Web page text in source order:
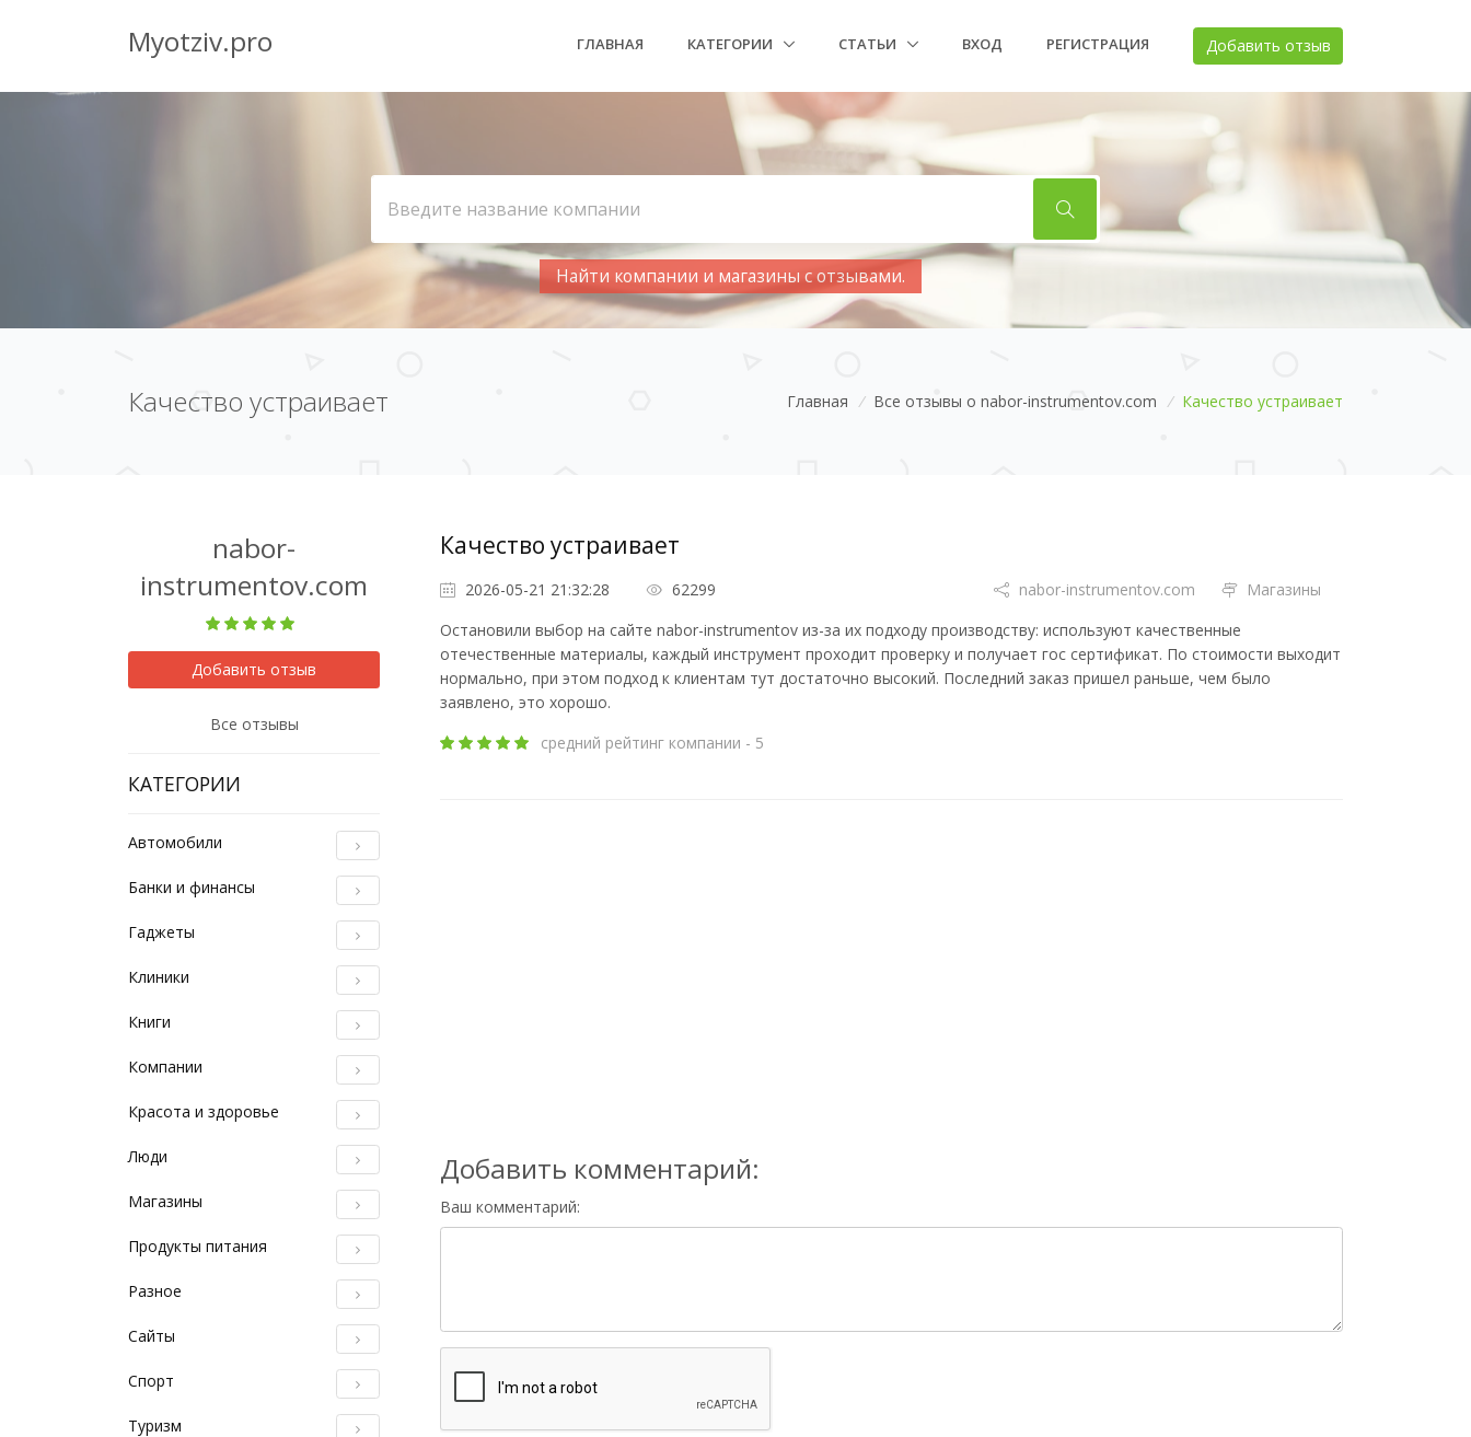
Myotziv.pro ГЛАВНАЯ КАТЕГОРИИ СТАТЬИ ВХОД РЕГИСТРАЦИЯ Добавить отзыв
Найти компании и магазины с отзывами.
Качество устраивает Главная / Все отзывы о nabor-instrumentov.com / Качество устраивает
nabor-
instrumentov.com
Добавить отзыв
Все отзывы
КАТЕГОРИИ
Автомобили
Банки и финансы
Гаджеты
Клиники
Книги
Компании
Красота и здоровье
Люди
Магазины
Продукты питания
Разное
Сайты
Спорт
Туризм
Качество устраивает
2026-05-21 21:32:28 62299 nabor-instrumentov.com
Магазины
Остановили выбор на сайте nabor-instrumentov из-за их подходу производству: используют качественные
отечественные материалы, каждый инструмент проходит проверку и получает гос сертификат. По стоимости выходит
нормально, при этом подход к клиентам тут достаточно высокий. Последний заказ пришел раньше, чем было
заявлено, это хорошо.
средний рейтинг компании - 5
Добавить комментарий:
Ваш комментарий: